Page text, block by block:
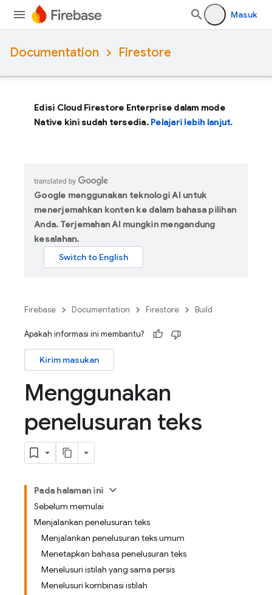
Masuk
Documentation Firestore
Edisi Cloud Firestore Enterprise dalam mode
Native kini sudah tersedia. Pelajari lebih lanjut.
Google menggunakan teknologi AI untuk
menerjemahkan konten ke dalam bahasa pilihan
Anda. Terjemahan AI mungkin mengandung
kesalahan.
Firebase Documentation Firestore Build
Apakah informasi ini membantu?
Kirim masukan
Menggunakan
penelusuran teks
Pada halaman ini
Sebelum memulai
Menjalankan penelusuran teks
Menjalankan penelusuran teks umum
Menetapkan bahasa penelusuran teks
Menelusuri istilah yang sama persis
Menelusuri kombinasi istilah